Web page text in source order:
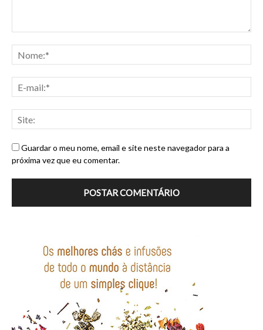
Guardar o meu nome, email e site neste navegador para a
próxima vez que eu comentar.